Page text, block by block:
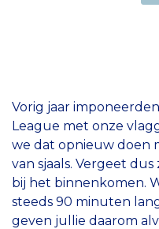
Vorig jaar
League met onze
we dat opnieuw doen
van sjaals. Vergeet
bij het binnenkomen.
steeds 90 minuten
geven jullie daarom